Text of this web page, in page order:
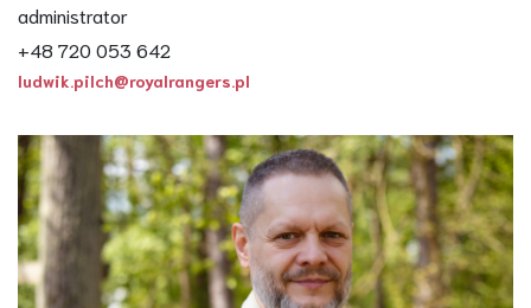
administrator
+48 720 053 642
ludwik.pilch@royalrangers.pl